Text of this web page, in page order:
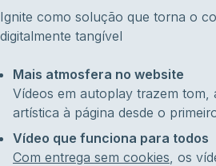
Ignite como solução que torna o
digitalmente tangível
Mais atmosfera no website
Vídeos em autoplay trazem tom,
artística à página desde o
Vídeo que funciona para todos
Com entrega sem cookies, os